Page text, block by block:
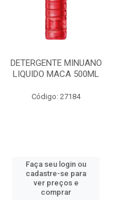
DETERGENTE MINUANO
LIQUIDO MACA 500ML
Código: 27184
Faça seu login ou
cadastre-se para
ver preços e
comprar